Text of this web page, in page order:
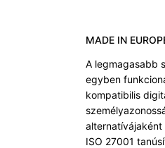
MADE IN
A legmagasabb
egyben
kompatibilis
alternatívájaként
ISO 27001